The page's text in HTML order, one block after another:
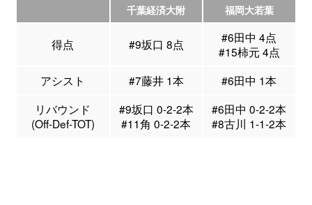
千葉経済大附 福岡大若葉
得点 #9坂口 8点
#6田中 4点
#15柿元 4点
アシスト
#7藤井 1本
#6田中 1本
リバウンド
(Off-Def-TOT)
#9坂口 0-2-2本
#11角 0-2-2本
#6田中 0-2-2本
#8古川 1-1-2本